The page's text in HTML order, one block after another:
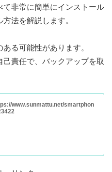
非常に簡単にインストール
法を解説します。
る可能性があります。
責任で、バックアップを取
www.sunmattu.net/smartphon